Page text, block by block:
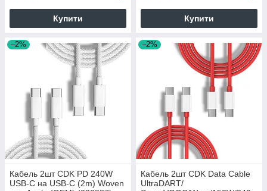
Купити Купити
–2%
Кабель 2шт CDK PD 240W
USB-C на USB-C (2m) Woven
–2%
Кабель 2шт CDK Data Cable
UltraDART/